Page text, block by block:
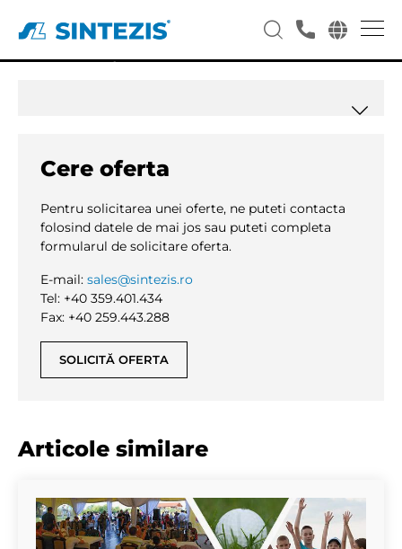
Deschidere Magazin Manna
Cere oferta
Pentru solicitarea unei oferte, ne puteti contacta
folosind datele de mai jos sau puteti completa
formularul de solicitare oferta.
E-mail: sales@sintezis.ro
Tel: +40 359.401.434
Fax: +40 259.443.288
SOLICITĂ OFERTA
Articole similare